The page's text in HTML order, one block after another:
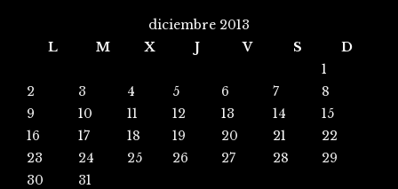
diciembre 2013
L
M X J V S
D
1
2
3 4 5 6 7
8
9
10 11 12 13 14
15
16
17 18 19 20 21
22
23
24 25 26 27 28
29
30
31